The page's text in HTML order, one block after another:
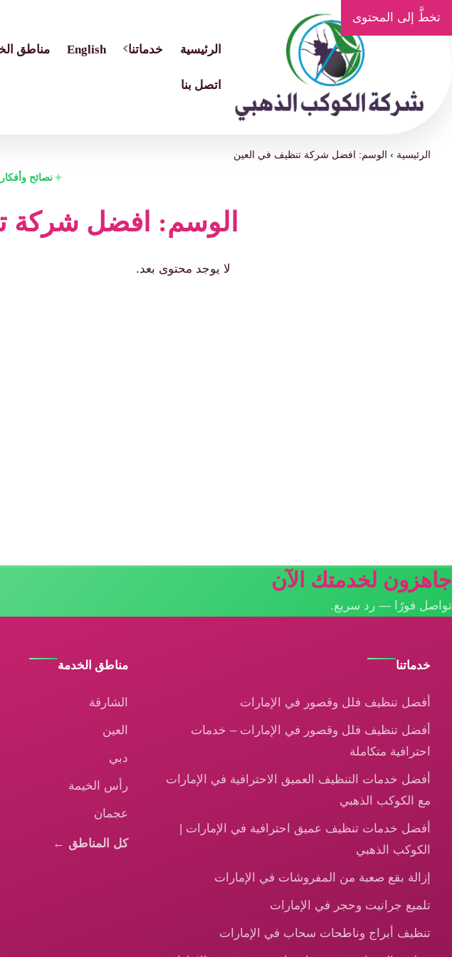
تخطَّ إلى المحتوى
الرئيسية خدماتنا English مناطق
اتصل بنا
الرئيسية › الوسم: افضل شركة تنظيف في العين
نصائح وأفكار
الوسم: افضل شركة
لا يوجد محتوى بعد.
جاهزون لخدمتك الآن
تواصل فورًا — رد سريع.
خدماتنا
أفضل تنظيف فلل وقصور في الإمارات
أفضل تنظيف فلل وقصور في الإمارات – خدمات
احترافية متكاملة
أفضل خدمات التنظيف العميق الاحترافية في الإمارات
مع الكوكب الذهبي
أفضل خدمات تنظيف عميق احترافية في الإمارات |
الكوكب الذهبي
إزالة بقع صعبة من المفروشات في الإمارات
تلميع جرانيت وحجر في الإمارات
تنظيف أبراج وناطحات سحاب في الإمارات
مناطق الخدمة
الشارقة
العين
دبي
رأس الخيمة
عجمان
كل المناطق ←